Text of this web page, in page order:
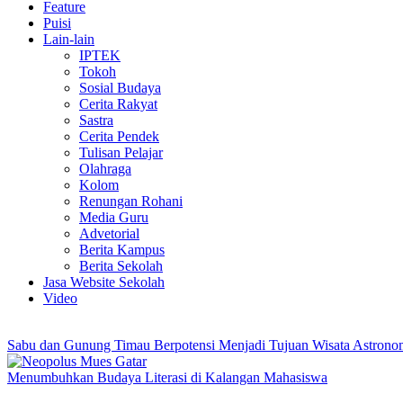
Feature
Puisi
Lain-lain
IPTEK
Tokoh
Sosial Budaya
Cerita Rakyat
Sastra
Cerita Pendek
Tulisan Pelajar
Olahraga
Kolom
Renungan Rohani
Media Guru
Advetorial
Berita Kampus
Berita Sekolah
Jasa Website Sekolah
Video
Sabu dan Gunung Timau Berpotensi Menjadi Tujuan Wisata
Menumbuhkan Budaya Literasi di Kalangan Mahasiswa